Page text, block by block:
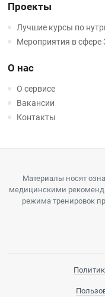
Проекты
Лучшие курсы по
Мероприятия в
О нас
О сервисе
Вакансии
Контакты
Материалы носят
медицинскими
режима тренировок